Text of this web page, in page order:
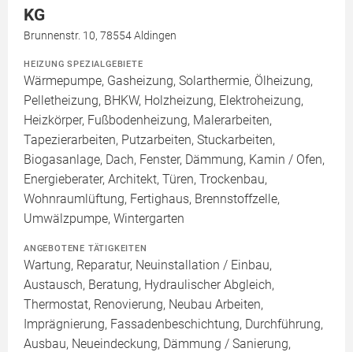
KG
Brunnenstr. 10, 78554 Aldingen
HEIZUNG SPEZIALGEBIETE
Wärmepumpe, Gasheizung, Solarthermie, Ölheizung,
Pelletheizung, BHKW, Holzheizung, Elektroheizung,
Heizkörper, Fußbodenheizung, Malerarbeiten,
Tapezierarbeiten, Putzarbeiten, Stuckarbeiten,
Biogasanlage, Dach, Fenster, Dämmung, Kamin / Ofen,
Energieberater, Architekt, Türen, Trockenbau,
Wohnraumlüftung, Fertighaus, Brennstoffzelle,
Umwälzpumpe, Wintergarten
ANGEBOTENE TÄTIGKEITEN
Wartung, Reparatur, Neuinstallation / Einbau,
Austausch, Beratung, Hydraulischer Abgleich,
Thermostat, Renovierung, Neubau Arbeiten,
Imprägnierung, Fassadenbeschichtung, Durchführung,
Ausbau, Neueindeckung, Dämmung / Sanierung,